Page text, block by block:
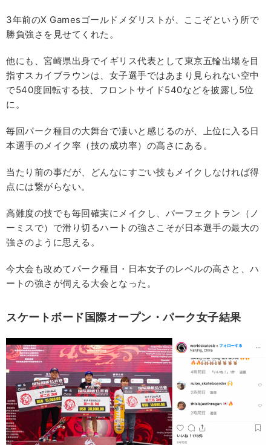
3年前のX Gamesゴールドメダリストが、ここぞという所で
勝負強さを見せてくれた。
他にも、宮崎県出身でイギリス代表として東京五輪出場を目
指すスカイブラウンは、女子選手ではあまり見られない空中
で540度回転する技、フロントサイド540などを披露し5位
に。
毎回パーク種目の大舞台で凄いと感じるのが、上位に入る日
本選手のメイク率（技の成功率）の高さにある。
当たり前の事だが、どんなにすごい技もメイクしなければ得
点には繋がらない。
高難度の技でも毎回確実にメイクし、パーフェクトラン（ノ
ーミスで）で滑り切るハートの強さこそが日本選手の最大の
強さのように思える。
今大会も改めてパーク種目・日本女子のレベルの高さと、ハ
ートの強さが伺える大会となった。
スケートボード国際オープン・パーク女子結果